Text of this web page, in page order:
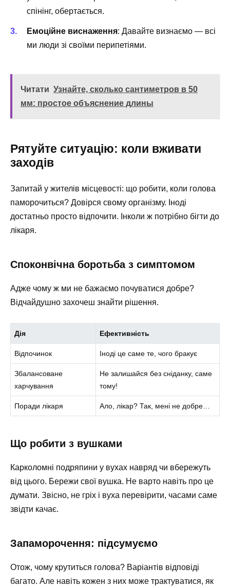
спінінг, обертається.
Емоційне виснаження: Давайте визнаємо — всі
ми люди зі своїми перипетіями.
Читати Узнайте, сколько сантиметров в 50
мм: простое объяснение длины
Рятуйте ситуацію: коли вживати
заходів
Запитай у жителів місцевості: що робити, коли голова
паморочиться? Довірся свому організму. Іноді
достатньо просто відпочити. Інколи ж потрібно бігти до
лікаря.
Споконвічна боротьба з симптомом
Адже чому ж ми не бажаємо почуватися добре?
Відчайдушно захочеш знайти рішення.
Дія Ефективність
Відпочинок Іноді це саме те, чого бракує
Збалансоване
харчування
Не залишайся без сніданку, саме
тому!
Поради лікаря Ало, лікар? Так, мені не добре…
Що робити з вушками
Карколомні подряпини у вухах навряд чи вбережуть
від цього. Бережи свої вушка. Не варто навіть про це
думати. Звісно, не гріх і вуха перевірити, часами саме
звідти качає.
Запаморочення: підсумуємо
Отож, чому крутиться голова? Варіантів відповіді
багато. Але навіть кожен з них може трактуватися, як